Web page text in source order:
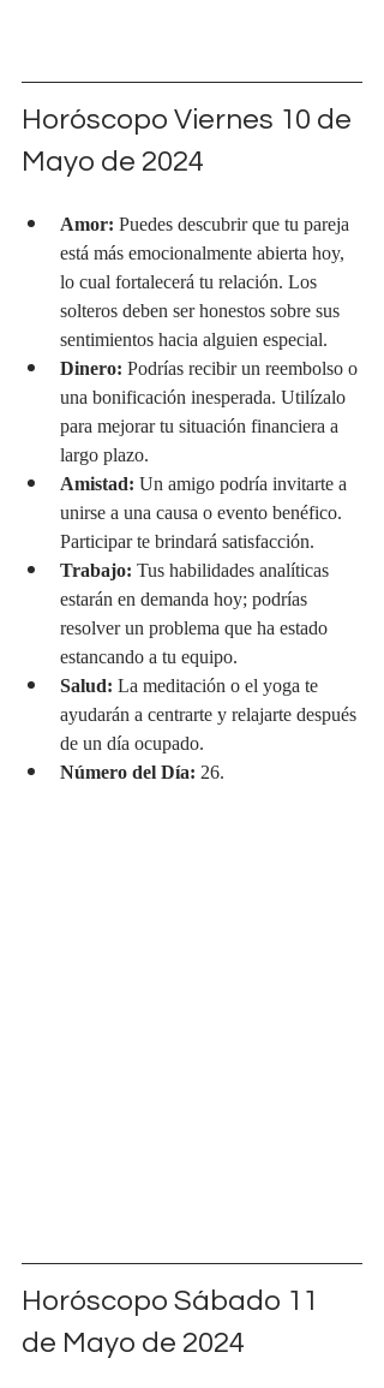
Horóscopo Viernes 10 de
Mayo de 2024
Amor: Puedes descubrir que tu pareja
está más emocionalmente abierta hoy,
lo cual fortalecerá tu relación. Los
solteros deben ser honestos sobre sus
sentimientos hacia alguien especial.
Dinero: Podrías recibir un reembolso o
una bonificación inesperada. Utilízalo
para mejorar tu situación financiera a
largo plazo.
Amistad: Un amigo podría invitarte a
unirse a una causa o evento benéfico.
Participar te brindará satisfacción.
Trabajo: Tus habilidades analíticas
estarán en demanda hoy; podrías
resolver un problema que ha estado
estancando a tu equipo.
Salud: La meditación o el yoga te
ayudarán a centrarte y relajarte después
de un día ocupado.
Número del Día: 26.
Horóscopo Sábado 11
de Mayo de 2024